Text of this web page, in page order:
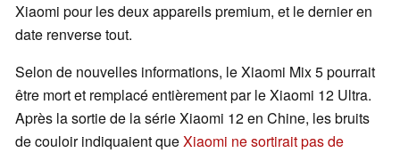
Xiaomi pour les deux appareils premium, et le dernier en
date renverse tout.
Selon de nouvelles informations, le Xiaomi Mix 5 pourrait
être mort et remplacé entièrement par le Xiaomi 12 Ultra.
Après la sortie de la série Xiaomi 12 en Chine, les bruits
de couloir indiquaient queXiaomi ne sortirait pas de